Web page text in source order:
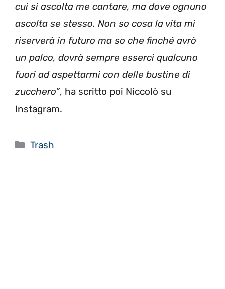
cui si ascolta me cantare, ma dove ognuno
ascolta se stesso. Non so cosa la vita mi
riserverà in futuro ma so che finché avrò
un palco, dovrà sempre esserci qualcuno
fuori ad aspettarmi con delle bustine di
zucchero”, ha scritto poi Niccolò su
Instagram.
Categorie
Trash